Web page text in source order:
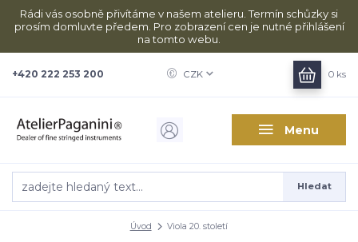
Rádi vás osobně přivítáme v našem atelieru. Termín schůzky si
prosím domluvte předem. Pro zobrazení cen je nutné přihlášení
na tomto webu.
Menu
CZK
Hledat
+420 222 253 200 0 ks
Úvod Viola 20. století